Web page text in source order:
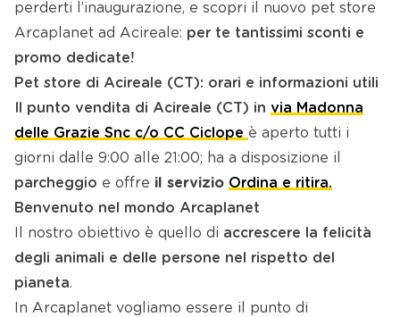
perderti l’inaugurazione, e scopri il nuovo pet store
Arcaplanet ad Acireale: per te tantissimi sconti e
promo dedicate!
Pet store di Acireale (CT): orari e informazioni utili
Il punto vendita di Acireale (CT) in via Madonna
delle Grazie Snc c/o CC Ciclope è aperto tutti i
giorni dalle 9:00 alle 21:00; ha a disposizione il
parcheggio e offre il servizio Ordina e ritira.
Benvenuto nel mondo Arcaplanet
Il nostro obiettivo è quello di accrescere la felicità
degli animali e delle persone nel rispetto del
pianeta.
In Arcaplanet vogliamo essere il punto di